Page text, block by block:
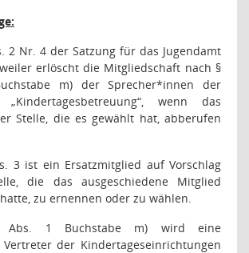
2 Nr. 4 der Satzung für das Jugendamt
erlöscht die Mitgliedschaft nach §
m) der Sprecher*innen der
„Kindertagesbetreuung“, wenn das
Stelle, die es gewählt hat, abberufen
3 ist ein Ersatzmitglied auf Vorschlag
die das ausgeschiedene Mitglied
zu ernennen oder zu wählen.
1 Buchstabe m) wird eine
der Kindertageseinrichtungen